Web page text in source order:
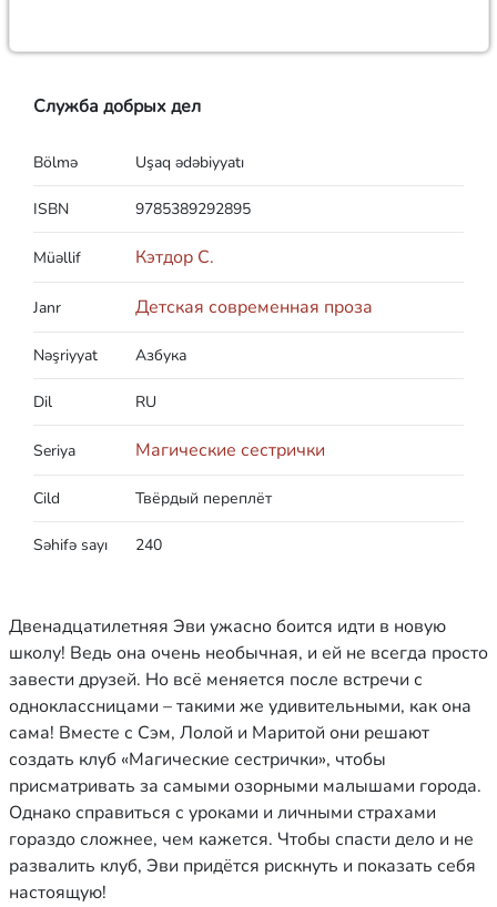
Служба добрых дел
Bölmə Uşaq ədəbiyyatı
ISBN 9785389292895
Müəllif Кэтдор С.
Janr Детская современная проза
Nəşriyyat Азбука
Dil RU
Seriya Магические сестрички
Cild Твёрдый переплёт
Səhifə sayı 240
Двенадцатилетняя Эви ужасно боится идти в новую
школу! Ведь она очень необычная, и ей не всегда просто
завести друзей. Но всё меняется после встречи с
одноклассницами – такими же удивительными, как она
сама! Вместе с Сэм, Лолой и Маритой они решают
создать клуб «Магические сестрички», чтобы
присматривать за самыми озорными малышами города.
Однако справиться с уроками и личными страхами
гораздо сложнее, чем кажется. Чтобы спасти дело и не
развалить клуб, Эви придётся рискнуть и показать себя
настоящую!